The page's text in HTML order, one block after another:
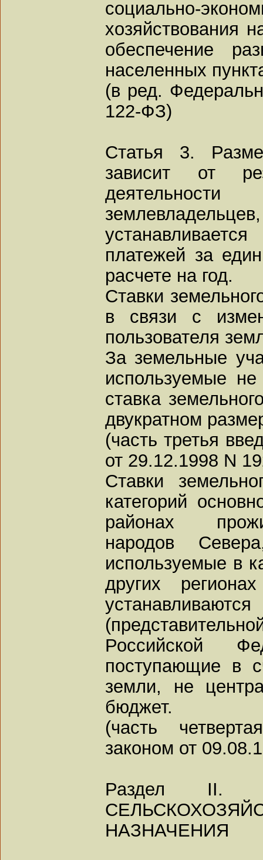
социально-
хозяйствования
обеспечение
населенных
(в ред.
122-ФЗ)
Статья 3.
зависит от
деятельности
платежей за
расчете на год.
Ставки
в связи с
пользователя
За земельные
используемые
ставка
двукратном
(часть третья
от 29.12.1998 N
Ставки
категорий
районах
народов
используемые в
других
устанавливаются
Российской
поступающие в
земли, не
бюджет.
(часть
законом от
Раздел II.
НАЗНАЧЕНИЯ